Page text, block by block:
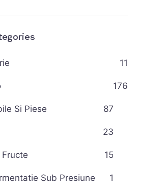
11
176
Si Piese 87
23
15
Sub Presiune 1